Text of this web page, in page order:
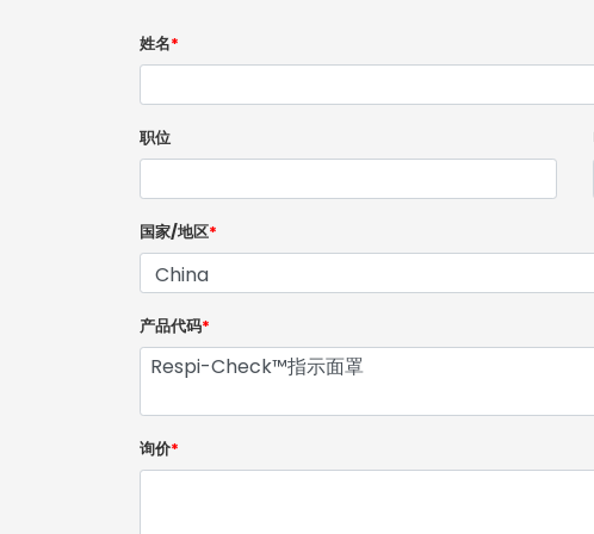
姓名*
职位
国家/地区*
产品代码*
询价*